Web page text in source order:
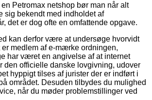
Petromax netshop bør man når alt
sig bekendt med indholdet af
det er dog ofte en omfattende opgave.
kan derfor være at undersøge hvorvidt
er medlem af e-mærke ordningen,
har været en angivelse af at internet
den officielle danske lovgivning, udover
hyppigt tilses af jurister der er indført i
området. Desuden tilbydes du mulighed
når du møder problemstillinger ved